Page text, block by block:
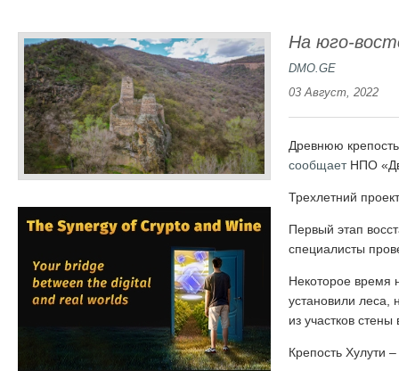
На юго-
DMO.GE
03 Август, 2022
Древнюю
сообщаетНПО
Трехлетний
Первый этап
специалисты
Некоторое время
установили леса,
из участков
Крепость Хулути